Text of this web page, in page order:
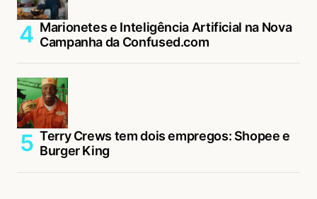
Marionetes e Inteligência Artificial na Nova
Campanha da Confused.com
Terry Crews tem dois empregos: Shopee e
Burger King